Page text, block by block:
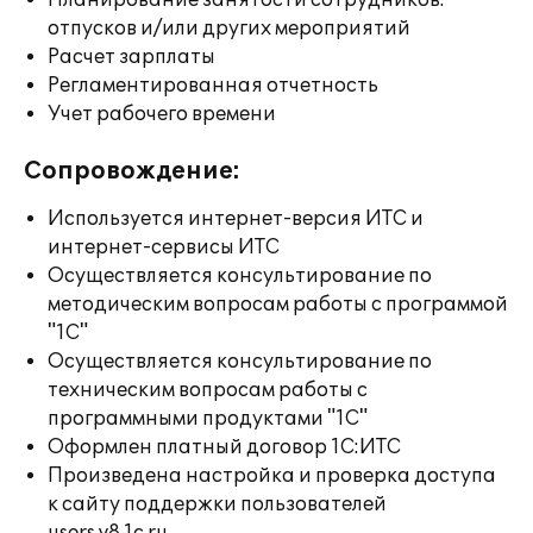
отпусков и/или других мероприятий
Расчет зарплаты
Регламентированная отчетность
Учет рабочего времени
Сопровождение:
Используется интернет-версия ИТС и
интернет-сервисы ИТС
Осуществляется консультирование по
методическим вопросам работы с программой
"1С"
Осуществляется консультирование по
техническим вопросам работы с
программными продуктами "1С"
Оформлен платный договор 1С:ИТС
Произведена настройка и проверка доступа
к сайту поддержки пользователей